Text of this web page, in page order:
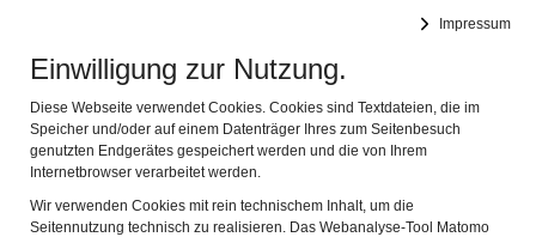
Impressum
Einwilligung zur Nutzung.
Diese Webseite verwendet Cookies. Cookies sind Textdateien, die im
Speicher und/oder auf einem Datenträger Ihres zum Seitenbesuch
genutzten Endgerätes gespeichert werden und die von Ihrem
Internetbrowser verarbeitet werden.
Wir verwenden Cookies mit rein technischem Inhalt, um die
Seitennutzung technisch zu realisieren. Das Webanalyse-Tool Matomo
DIE JÜDISCHE GEMEINDE
IN MEMMELSDORF